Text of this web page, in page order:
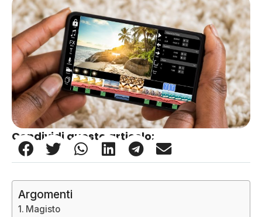
Condividi questo articolo:
Argomenti
Magisto